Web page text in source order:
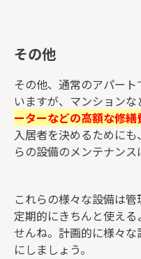
その他
その他、通常のアパー
いますが、マンション
ーターなどの高額な修
入居者を決めるために
らの設備のメンテナンス
これらの様々な設備は管
定期的にきちんと使え
せんね。計画的に様々
にしましょう。